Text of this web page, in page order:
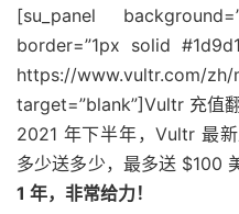
[su_panel
border=”1px solid
https://www.vultr.com/zh/
target=”blank”]Vultr 充值
2021 年下半年，Vultr 最
多少送多少，最多送 $100
1 年，非常给力！